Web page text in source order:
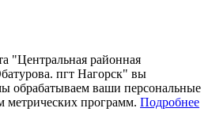
"Центральная районная
пгт Нагорск" вы
обрабатываем ваши персональные
метрических программ. Подробнее